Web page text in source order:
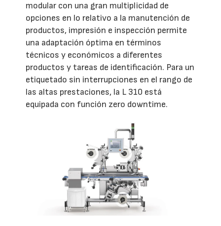
modular con una gran multiplicidad de
opciones en lo relativo a la manutención de
productos, impresión e inspección permite
una adaptación óptima en términos
técnicos y económicos a diferentes
productos y tareas de identificación. Para un
etiquetado sin interrupciones en el rango de
las altas prestaciones, la L 310 está
equipada con función zero downtime.